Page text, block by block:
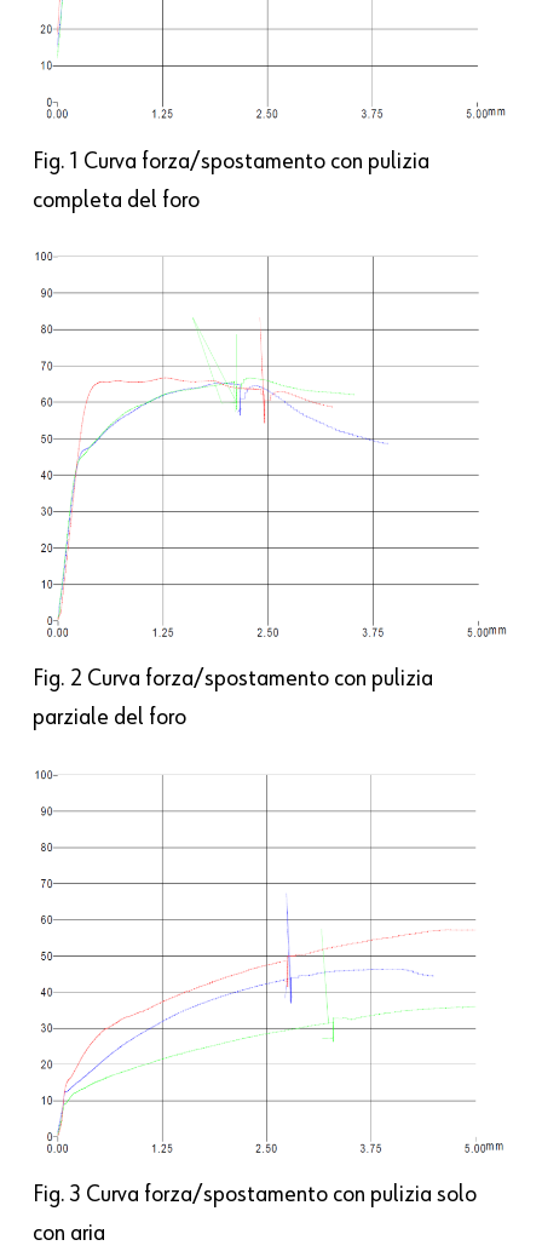
Fig. 1 Curva forza/spostamento con pulizia
completa del foro
Fig. 2 Curva forza/spostamento con pulizia
parziale del foro
Fig. 3 Curva forza/spostamento con pulizia solo
con aria